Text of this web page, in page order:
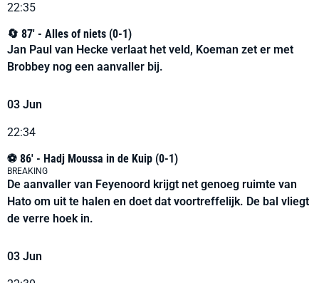
22:35
🔄 87' - Alles of niets (0-1)
Jan Paul van Hecke verlaat het veld, Koeman zet er met
Brobbey nog een aanvaller bij.
03 Jun
22:34
⚽ 86' - Hadj Moussa in de Kuip (0-1)
BREAKING
De aanvaller van Feyenoord krijgt net genoeg ruimte van
Hato om uit te halen en doet dat voortreffelijk. De bal vliegt
de verre hoek in.
03 Jun